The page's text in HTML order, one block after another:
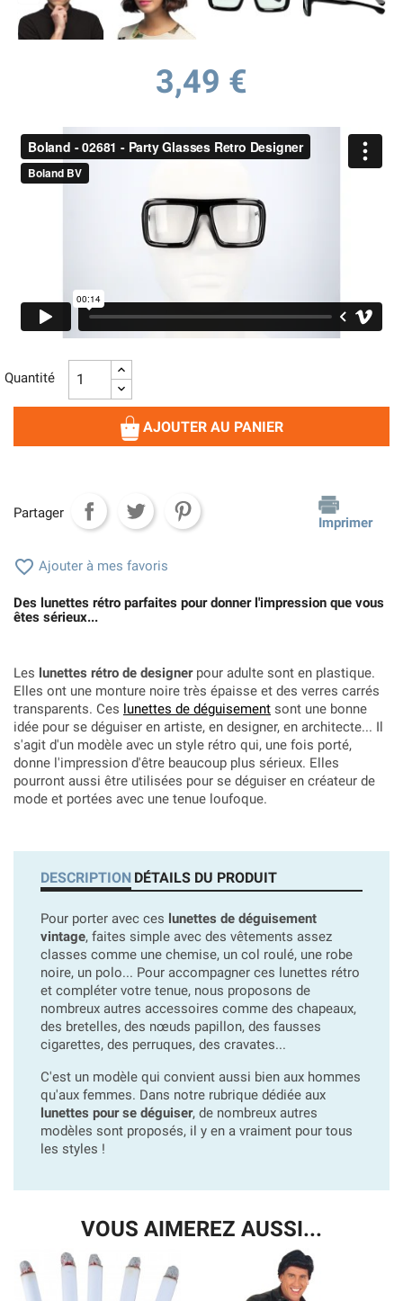
3,49 €
Quantité
AJOUTER AU PANIER
Partager
Imprimer
 Ajouter à mes favoris
Des lunettes rétro parfaites pour donner l'impression que vous
êtes sérieux...
Les lunettes rétro de designerpour adulte sont en plastique.
Elles ont une monture noire très épaisse et des verres carrés
transparents. Ces lunettes de déguisement sont une bonne
idée pour se déguiser en artiste, en designer, en architecte... Il
s'agit d'un modèle avec un style rétro qui, une fois porté,
donne l'impression d'être beaucoup plus sérieux. Elles
pourront aussi être utilisées pour se déguiser en créateur de
mode et portées avec une tenue loufoque.
DESCRIPTION DÉTAILS DU PRODUIT
Pour porter avec ces lunettes de déguisement
vintage, faites simple avec des vêtements assez
classes comme une chemise, un col roulé, une robe
noire, un polo... Pour accompagner ces lunettes rétro
et compléter votre tenue, nous proposons de
nombreux autres accessoires comme des chapeaux,
des bretelles, des nœuds papillon, des fausses
cigarettes, des perruques, des cravates...
C'est un modèle qui convient aussi bien aux hommes
qu'aux femmes. Dans notre rubrique dédiée aux
lunettes pour se déguiser, de nombreux autres
modèles sont proposés, il y en a vraiment pour tous
les styles !
VOUS AIMEREZ AUSSI...